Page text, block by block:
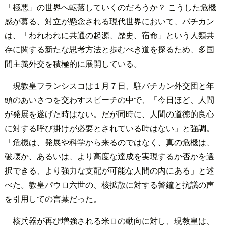
「極悪」の世界へ転落していくのだろうか？ こうした危機
感が募る、対立が懸念される現代世界において、バチカン
は、「われわれに共通の起源、歴史、宿命」という人類共
存に関する新たな思考方法と歩むべき道を探るため、多国
間主義外交を積極的に展開している。
現教皇フランシスコは１月７日、駐バチカン外交団と年
頭のあいさつを交わすスピーチの中で、「今日ほど、人間
が発展を遂げた時はない。だが同時に、人間の道徳的良心
に対する呼び掛けが必要とされている時はない」と強調。
「危機は、発展や科学から来るのではなく、真の危機は、
破壊か、あるいは、より高度な達成を実現するか否かを選
択できる、より強力な支配が可能な人間の内にある」と述
べた。教皇パウロ六世の、核拡散に対する警鐘と抗議の声
を引用しての言葉だった。
核兵器が再び増強される米ロの動向に対し、現教皇は、